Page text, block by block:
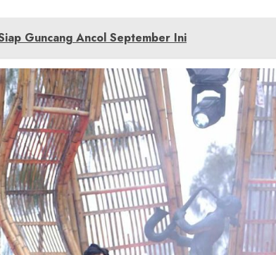
Guncang Ancol September Ini